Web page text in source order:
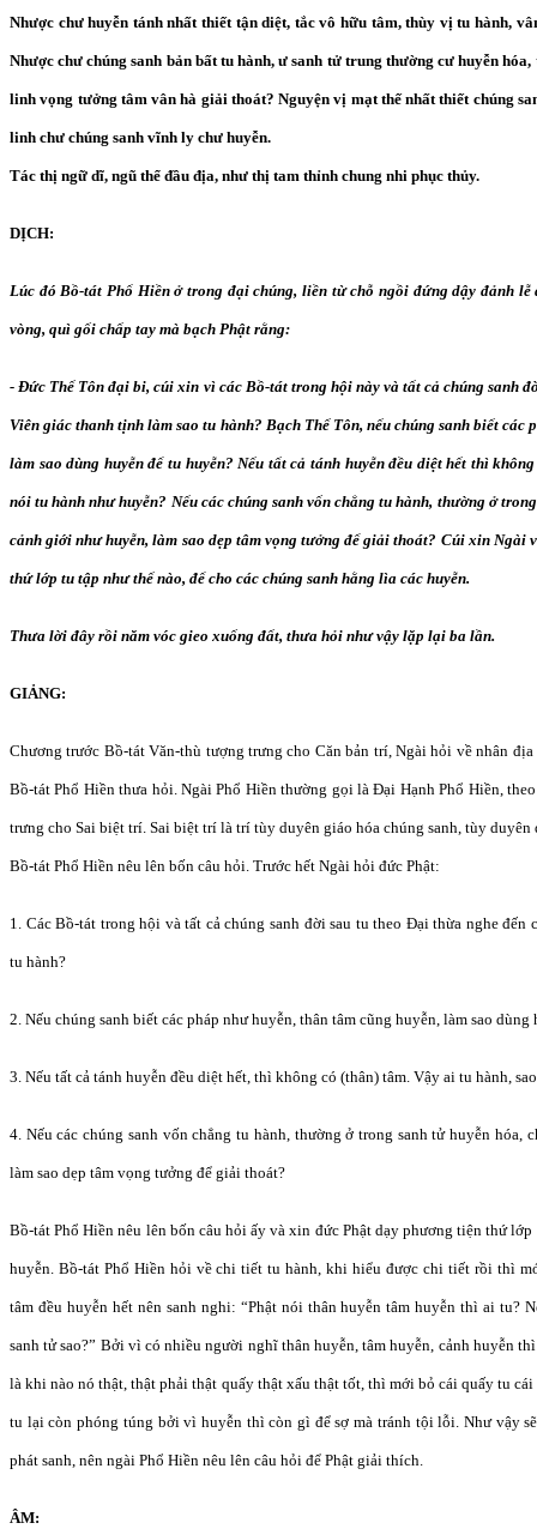
Nhược chư huyễn tánh nhất thiết tận diệt, tắc vô hữu tâm, thùy vị tu hành,
Nhược chư chúng sanh bản bất tu hành, ư sanh tử trung thường cư huyễn
linh vọng tưởng tâm vân hà giải thoát? Nguyện vị mạt thế nhất thiết chúng
linh chư chúng sanh vĩnh ly chư huyễn.
Tác thị ngữ dĩ, ngũ thể đầu địa, như thị tam thỉnh chung nhi phục thủy.
DỊCH:
Lúc đó Bồ-tát Phổ Hiền ở trong đại chúng, liền từ chỗ ngồi đứng dậy đảnh
vòng, quì gối chấp tay mà bạch Phật rằng:
- Đức Thế Tôn đại bi, cúi xin vì các Bồ-tát trong hội này và tất cả chúng sanh
Viên giác thanh tịnh làm sao tu hành? Bạch Thế Tôn, nếu chúng sanh biết các
làm sao dùng huyễn để tu huyễn? Nếu tất cả tánh huyễn đều diệt hết thì
nói tu hành như huyễn? Nếu các chúng sanh vốn chẳng tu hành, thường ở
cảnh giới như huyễn, làm sao dẹp tâm vọng tưởng để giải thoát? Cúi xin Ngài
thứ lớp tu tập như thế nào, để cho các chúng sanh hằng lìa các huyễn.
Thưa lời đây rồi năm vóc gieo xuống đất, thưa hỏi như vậy lặp lại ba lần.
GIẢNG:
Chương trước Bồ-tát Văn-thù tượng trưng cho Căn bản trí, Ngài hỏi về nhân
Bồ-tát Phổ Hiền thưa hỏi. Ngài Phổ Hiền thường gọi là Đại Hạnh Phổ Hiền,
trưng cho Sai biệt trí. Sai biệt trí là trí tùy duyên giáo hóa chúng sanh, tùy duyên
Bồ-tát Phổ Hiền nêu lên bốn câu hỏi. Trước hết Ngài hỏi đức Phật:
1. Các Bồ-tát trong hội và tất cả chúng sanh đời sau tu theo Đại thừa nghe
tu hành?
2. Nếu chúng sanh biết các pháp như huyễn, thân tâm cũng huyễn, làm sao dùng
3. Nếu tất cả tánh huyễn đều diệt hết, thì không có (thân) tâm. Vậy ai tu hành,
4. Nếu các chúng sanh vốn chẳng tu hành, thường ở trong sanh tử huyễn hóa,
làm sao dẹp tâm vọng tưởng để giải thoát?
Bồ-tát Phổ Hiền nêu lên bốn câu hỏi ấy và xin đức Phật dạy phương tiện thứ
huyễn. Bồ-tát Phổ Hiền hỏi về chi tiết tu hành, khi hiểu được chi tiết rồi thì
tâm đều huyễn hết nên sanh nghi: “Phật nói thân huyễn tâm huyễn thì ai tu?
sanh tử sao?” Bởi vì có nhiều người nghĩ thân huyễn, tâm huyễn, cảnh huyễn
là khi nào nó thật, thật phải thật quấy thật xấu thật tốt, thì mới bỏ cái quấy tu
tu lại còn phóng túng bởi vì huyễn thì còn gì để sợ mà tránh tội lỗi. Như vậy
phát sanh, nên ngài Phổ Hiền nêu lên câu hỏi để Phật giải thích.
ÂM: